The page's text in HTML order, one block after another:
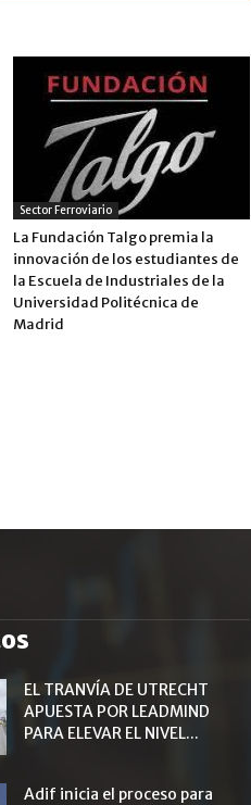
Sector Ferroviario
La Fundación Talgo premia la
innovación de los estudiantes de
la Escuela de Industriales de la
Universidad Politécnica de
Madrid
EL TRANVÍA DE UTRECHT
APUESTA POR LEADMIND
PARA ELEVAR EL NIVEL...
Adif inicia el proceso para